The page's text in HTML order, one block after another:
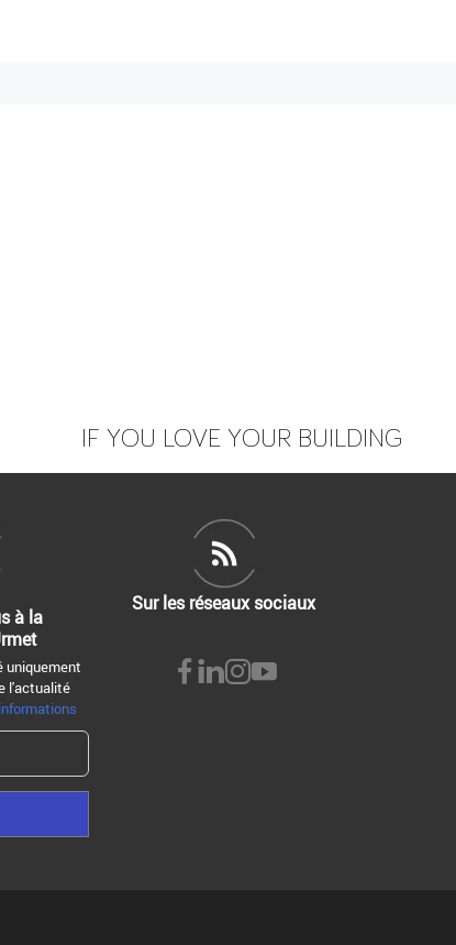
IF YOU LOVE YOUR BUILDING
à la
uniquement
l'actualité
Sur les réseaux sociaux